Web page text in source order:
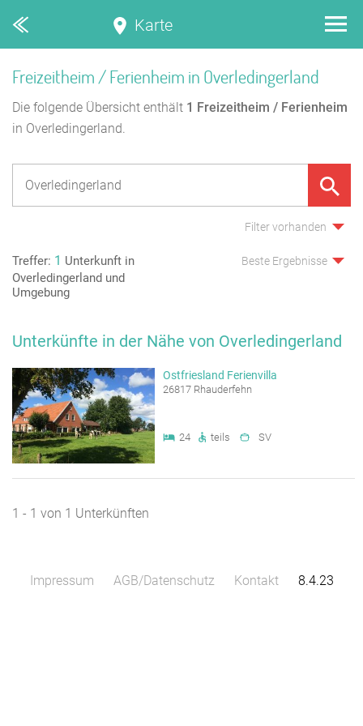
Karte
Freizeitheim / Ferienheim in Overledingerland
Die folgende Übersicht enthält 1 Freizeitheim / Ferienheim
in Overledingerland.
Filter vorhanden
Treffer: 1 Unterkunft in
Overledingerland und
Umgebung
Beste Ergebnisse
Unterkünfte in der Nähe von Overledingerland
Ostfriesland Ferienvilla
26817 Rhauderfehn
24 teils SV
1 - 1 von 1 Unterkünften
Anfrage
Impressum AGB/Datenschutz Kontakt 8.4.23